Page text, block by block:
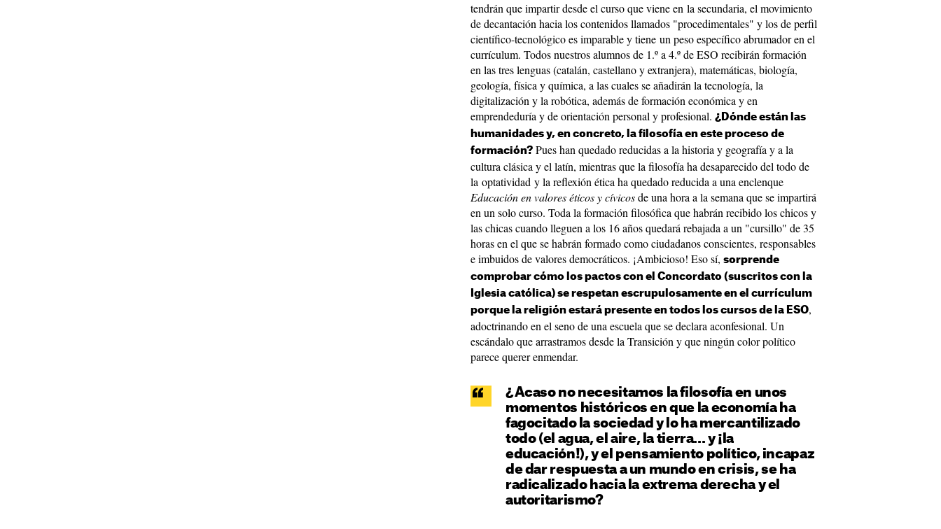
tendrán que impartir desde el curso que viene en la secundaria, el movimiento
de decantación hacia los contenidos llamados "procedimentales" y los de perfil
científico-tecnológico es imparable y tiene un peso específico abrumador en el
currículum. Todos nuestros alumnos de 1.º a 4.º de ESO recibirán formación
en las tres lenguas (catalán, castellano y extranjera), matemáticas, biología,
geología, física y química, a las cuales se añadirán la tecnología, la
digitalización y la robótica, además de formación económica y en
emprendeduría y de orientación personal y profesional. ¿Dónde están las
humanidades y, en concreto, la filosofía en este proceso de
formación? Pues han quedado reducidas a la historia y geografía y a la
cultura clásica y el latín, mientras que la filosofía ha desaparecido del todo de
la optatividad y la reflexión ética ha quedado reducida a una enclenque
Educación en valores éticos y cívicosde una hora a la semana que se impartirá
en un solo curso. Toda la formación filosófica que habrán recibido los chicos y
las chicas cuando lleguen a los 16 años quedará rebajada a un "cursillo" de 35
horas en el que se habrán formado como ciudadanos conscientes, responsables
e imbuidos de valores democráticos. ¡Ambicioso! Eso sí, sorprende
comprobar cómo los pactos con el Concordato (suscritos con la
Iglesia católica) se respetan escrupulosamente en el currículum
porque la religión estará presente en todos los cursos de la ESO,
adoctrinando en el seno de una escuela que se declara aconfesional. Un
escándalo que arrastramos desde la Transición y que ningún color político
parece querer enmendar.
¿Acaso no necesitamos la filosofía en unos
momentos históricos en que la economía ha
fagocitado la sociedad y lo ha mercantilizado
todo (el agua, el aire, la tierra... y ¡la
educación!), y el pensamiento político, incapaz
de dar respuesta a un mundo en crisis, se ha
radicalizado hacia la extrema derecha y el
autoritarismo?